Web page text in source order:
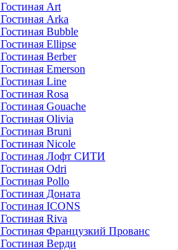
Гостиная Art
Гостиная Arka
Гостиная Bubble
Гостиная Ellipse
Гостиная Berber
Гостиная Emerson
Гостиная Line
Гостиная Rosa
Гостиная Gouache
Гостиная Olivia
Гостиная Bruni
Гостиная Nicole
Гостиная Лофт СИТИ
Гостиная Odri
Гостиная Pollo
Гостиная Доната
Гостиная ICONS
Гостиная Riva
Гостиная Французкий Прованс
Гостиная Верди